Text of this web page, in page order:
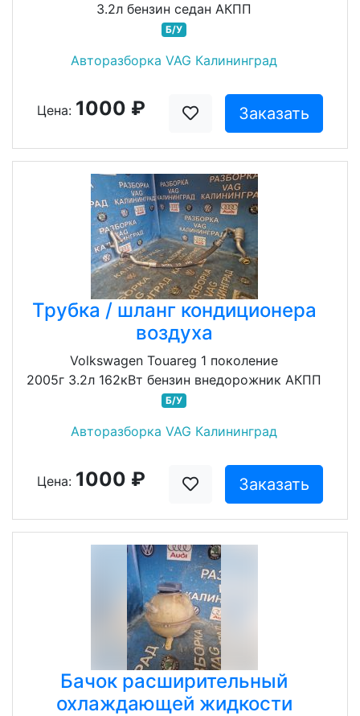
3.2л бензин седан АКПП
Б/У
Авторазборка VAG Калининград
Цена: 1000 ₽ Заказать
Трубка / шланг кондиционера
воздуха
Volkswagen Touareg 1 поколение
2005г 3.2л 162кВт бензин внедорожник АКПП
Б/У
Авторазборка VAG Калининград
Цена: 1000 ₽ Заказать
Бачок расширительный
охлаждающей жидкости